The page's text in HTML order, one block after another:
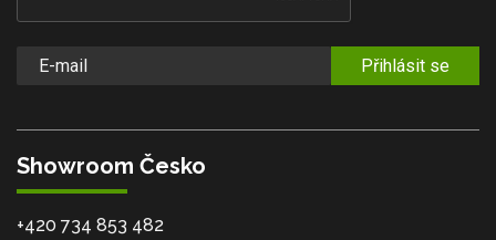
Přihlásit se
Showroom Česko
+420 734 853 482